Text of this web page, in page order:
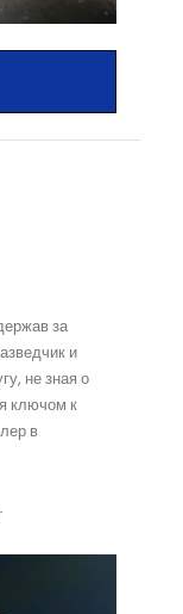
за
и
не зная о
ключом к
в